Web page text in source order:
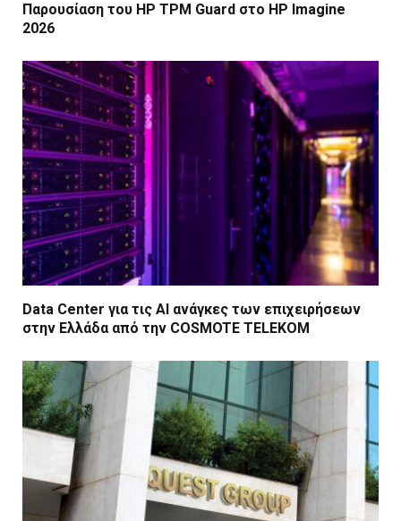
Παρουσίαση του HP TPM Guard στο HP Imagine
2026
Data Center για τις ΑΙ ανάγκες των επιχειρήσεων
στην Ελλάδα από την COSMOTE TELEKOM